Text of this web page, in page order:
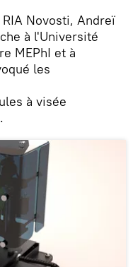
Novosti, Andreï
à l'Université
MEPhI et à
les
à visée